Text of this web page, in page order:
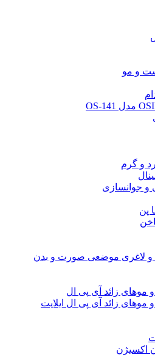
و مو
و گرم
و جوانسازی
پن
موهای زائد آی پی ال
موهای زائد آی پی ال ایلایت
اکسیژن